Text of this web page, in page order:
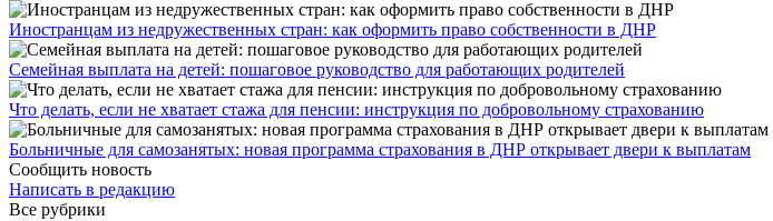
Иностранцам из недружественных стран: как оформить право собственности в ДНР
Семейная выплата на детей: пошаговое руководство для работающих родителей
Что делать, если не хватает стажа для пенсии: инструкция по добровольному страхованию
Больничные для самозанятых: новая программа страхования в ДНР открывает двери к выплатам
Сообщить новость
Написать в редакцию
Все рубрики